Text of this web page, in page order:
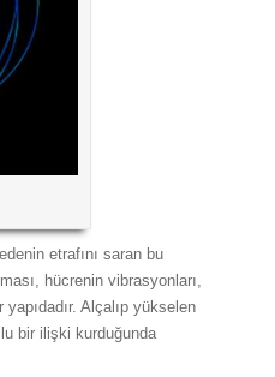
etrafını saran bu
hücrenin vibrasyonları,
Alçalıp yükselen
bir ilişki kurduğunda